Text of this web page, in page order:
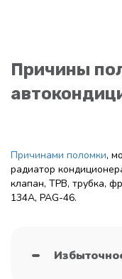
Причины
Причинами поломки,
радиатор
клапан, ТРВ, трубка,
134A, PAG-46.